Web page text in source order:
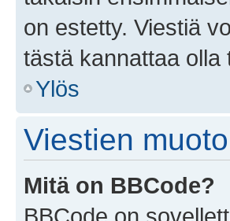
on estetty. Viestiä
tästä kannattaa
Ylös
Viestien
Mitä on BBCode?
BBCode on